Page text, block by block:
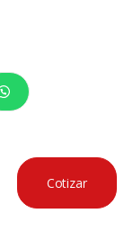
Cotizar